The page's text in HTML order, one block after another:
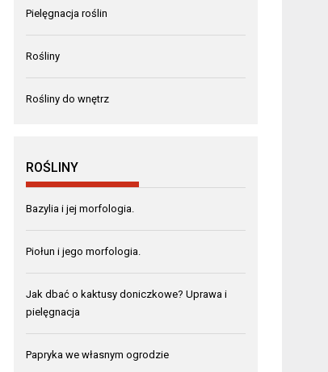
Pielęgnacja roślin
Rośliny
Rośliny do wnętrz
ROŚLINY
Bazylia i jej morfologia.
Piołun i jego morfologia.
Jak dbać o kaktusy doniczkowe? Uprawa i
pielęgnacja
Papryka we własnym ogrodzie